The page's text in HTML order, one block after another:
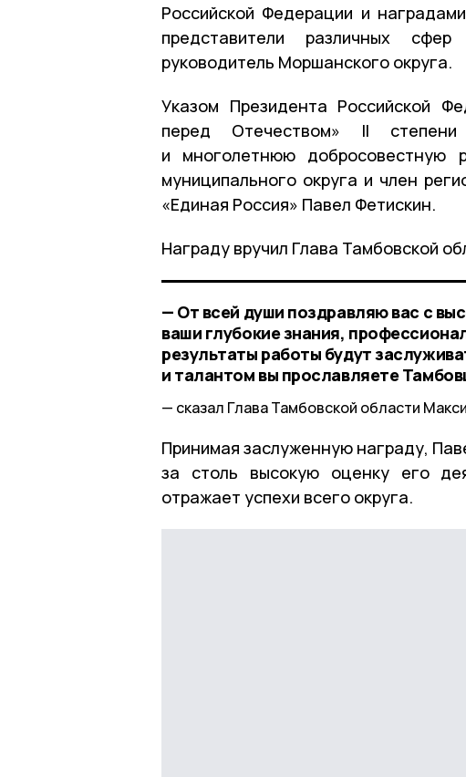
Российской Федерации и
представители различных
руководитель Моршанского округа.
Указом Президента Российской
перед Отечеством» II
и многолетнюю добросовестную
муниципального округа и член
«Единая Россия» Павел Фетискин.
Награду вручил Глава Тамбовской
— От всей души поздравляю вас с
ваши глубокие знания,
результаты работы будут
и талантом вы прославляете
сказал Глава Тамбовской области
Принимая заслуженную награду,
за столь высокую оценку его
отражает успехи всего округа.